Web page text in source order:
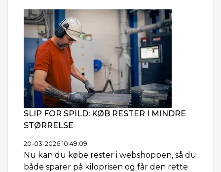
SLIP FOR SPILD: KØB RESTER I MINDRE
STØRRELSE
20-03-2026 10:49:09
Nu kan du købe rester i webshoppen, så du
både sparer på kiloprisen og får den rette